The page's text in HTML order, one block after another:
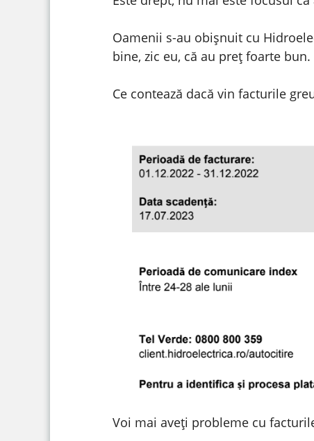
Oamenii s-au obișnuit cu
bine, zic eu, că au preț foarte
Ce contează dacă vin facturile
Voi mai aveți probleme cu